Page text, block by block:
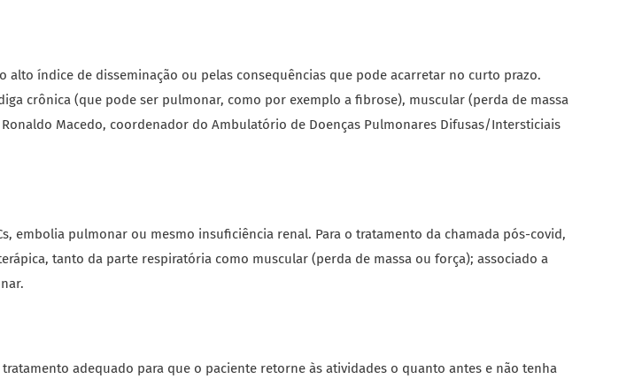
alto índice de disseminação ou pelas consequências que pode acarretar no curto prazo.
crônica (que pode ser pulmonar, como por exemplo a fibrose), muscular (perda de massa
Macedo, coordenador do Ambulatório de Doenças Pulmonares Difusas/Intersticiais
embolia pulmonar ou mesmo insuficiência renal. Para o tratamento da chamada pós-covid,
tanto da parte respiratória como muscular (perda de massa ou força); associado a
adequado para que o paciente retorne às atividades o quanto antes e não tenha